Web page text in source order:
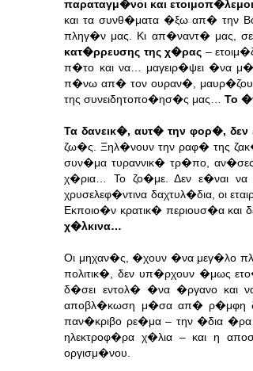
παραταγμ�νοι και
και τα συνθ�ματα �ξω απ� την
πληγ�ν μας. Κι απ�ναντ� μας, σε
κατ�ρρευσης της χ�ρας –
π�το και να… μαγειρ�ψει �να
π�νω απ� τον ουραν�,
της συνειδητοπο�ησ�ς μας…Το
Τα δανεικ�, αυτ� την φορ�, δεν
ζω�ς. Ξηλ�νουν την ραφ� της
συν�μα τυραννικ� τρ�πο,
χ�ρια… Το ζο�με. Δεν ε�ναι
χρυσελεφ�ντινα δαχτυλ�δια, οι
Εκποιο�ν κρατικ� περιουσ�α και
χ�λκινα…
Οι μηχαν�ς, �χουν �να μεγ�λο
πολιτικ�, δεν υπ�ρχουν �μως
δ�σει εντολ� �να �ργανο και
αποβλ�κωση μ�σα απ� ρ�μφη
παν�κριβο ρε�μα – την �δια
ηλεκτροφ�ρα χ�λια – και η
οργισμ�νου.